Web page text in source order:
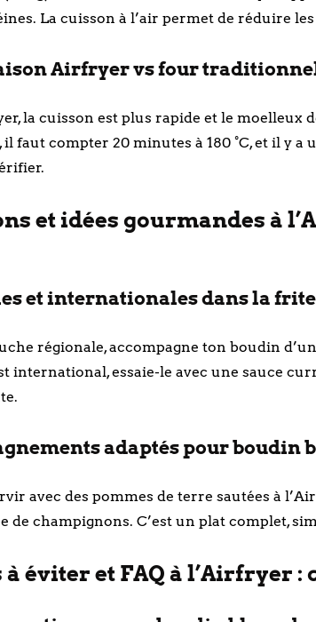
La cuisson à l’air permet de réduire
Airfryer vs four
la cuisson est plus rapide et le moelleux
faut compter 20 minutes à 180 °C, et il y a
et idées gourmandes à
et internationales dans la
régionale, accompagne ton boudin
international, essaie-le avec une sauce
adaptés pour boudin
avec des pommes de terre sautées à
de champignons. C’est un plat complet,
éviter et FAQ à l’Airfryer